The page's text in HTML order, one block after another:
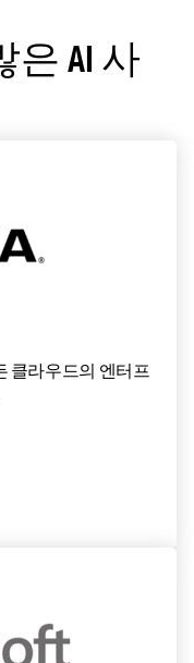
은 AI 사
클라우드의 엔터프